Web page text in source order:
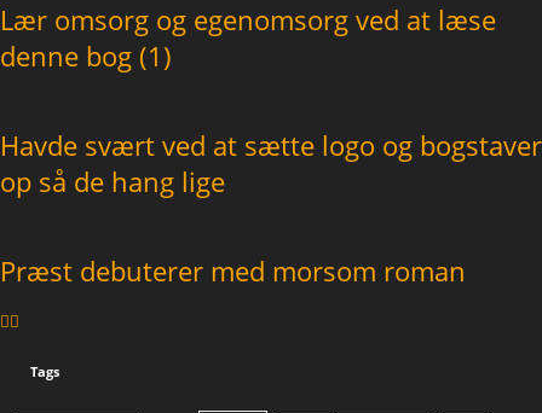
Lær omsorg og egenomsorg ved at læse
denne bog (1)
Havde svært ved at sætte logo og bogstaver
op så de hang lige
Præst debuterer med morsom roman
Tags